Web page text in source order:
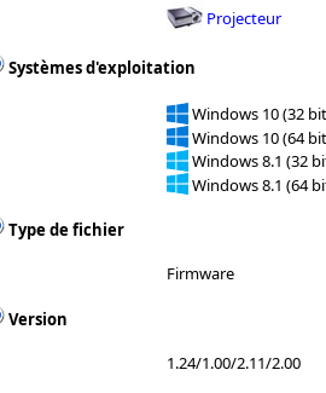
Projecteur
Systèmes d'exploitation
Windows 10 (32
Windows 10 (64
Windows 8.1 (32
Windows 8.1 (64
Type de fichier
Firmware
Version
1.24/1.00/2.11/2.00